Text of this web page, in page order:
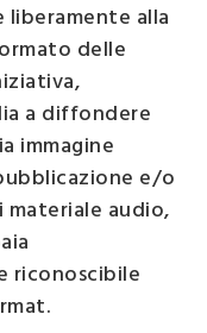
alla
delle
a diffondere
immagine
e/o
materiale audio,
riconoscibile